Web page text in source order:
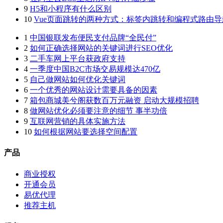
9 H5和小程序有什么区别
10 Vue页面跳转的两种方式：标签内跳转和编程式路由
1 中国银联发布便民支付品牌“全民付”
2 如何正确选择网站的关键词进行SEO优化
3 二手车网上平台获政府支持
4 一季度中国B2C市场交易规模达470亿
5 自己做网站如何优化关键词
6 一个优秀的网站设计需要具备的因素
7 箱包商城美兮阁获数百万元融资 启动大规模招聘
8 做网站优化必须要注意的细节 事半功倍
9 互联网营销的具体实施方法
10 如何根据网站要选择空间配置
产品
商业授权
开通会员
易优代理
推荐主机